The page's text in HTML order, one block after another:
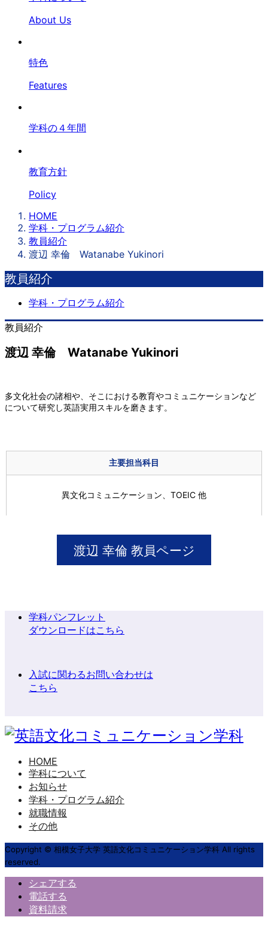
About Us
特色
Features
学科の４年間
教育方針
Policy
HOME
学科・プログラム紹介
教員紹介
渡辺 幸倫 Watanabe Yukinori
教員紹介
学科・プログラム紹介
教員紹介
渡辺 幸倫 Watanabe Yukinori
多文化社会の諸相や、そこにおける教育やコミュニケーションなど
について研究し英語実用スキルを磨きます。
主要担当科目
異文化コミュニケーション、TOEIC 他
渡辺 幸倫 教員ページ
学科パンフレット
ダウンロードはこちら
入試に関わるお問い合わせは
こちら
HOME
学科について
お知らせ
学科・プログラム紹介
就職情報
その他
Copyright © 相模女子大学 英語文化コミュニケーション学科 All rights
reserved.
シェアする
電話する
資料請求